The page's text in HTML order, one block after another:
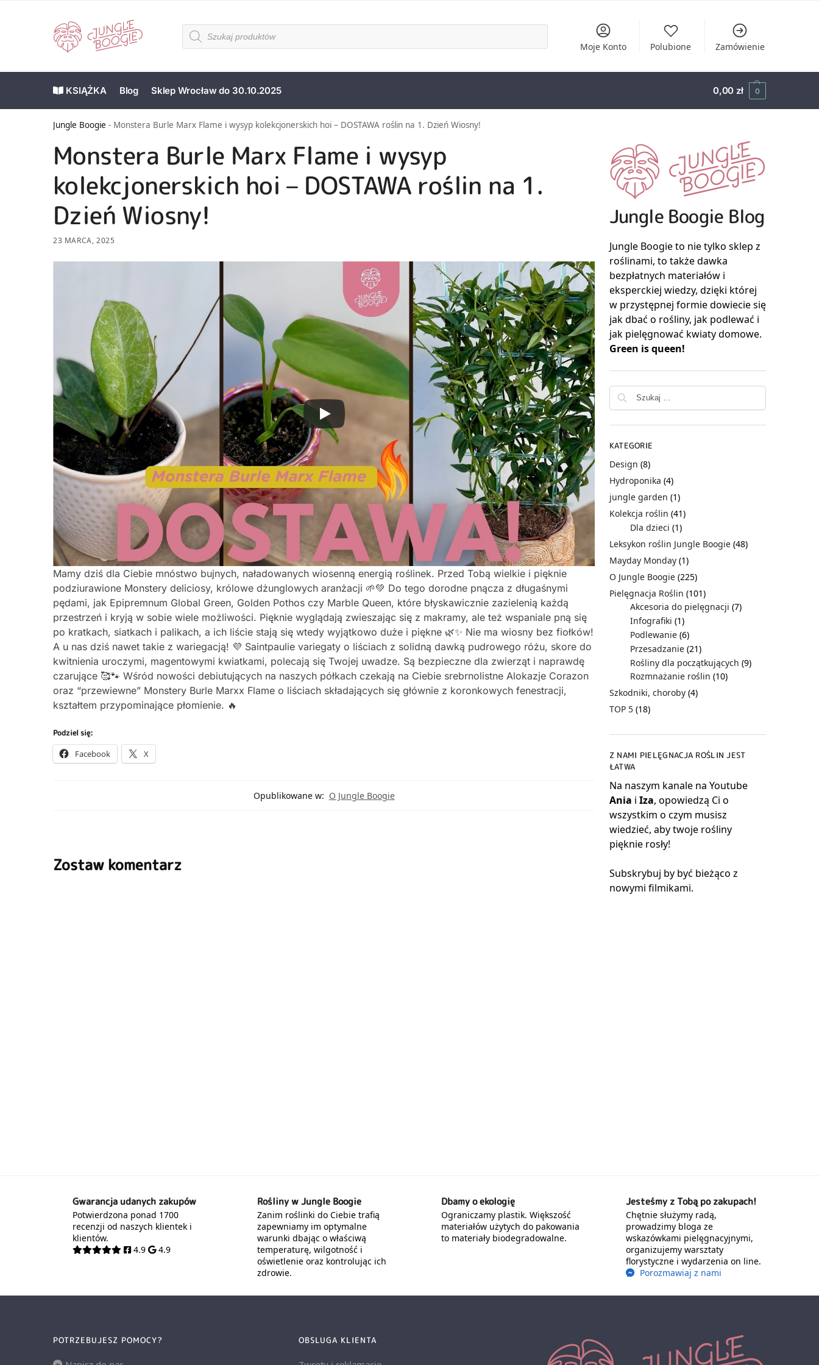
Moje Konto Polubione Zamówienie
KSIĄŻKA Blog Sklep Wrocław do 30.10.2025 0,00 zł 0
Jungle Boogie - Monstera Burle Marx Flame i wysyp kolekcjonerskich hoi – DOSTAWA roślin na 1. Dzień Wiosny!
Monstera Burle Marx Flame i wysyp
kolekcjonerskich hoi – DOSTAWA roślin na 1.
Dzień Wiosny!
23 MARCA, 2025
Mamy dziś dla Ciebie mnóstwo bujnych, naładowanych wiosenną energią roślinek. Przed Tobą wielkie i pięknie
podziurawione Monstery deliciosy, królowe dżunglowych aranżacji 🌱💚 Do tego dorodne pnącza z długaśnymi
pędami, jak Epipremnum Global Green, Golden Pothos czy Marble Queen, które błyskawicznie zazielenią każdą
przestrzeń i kryją w sobie wiele możliwości. Pięknie wyglądają zwieszając się z makramy, ale też wspaniale pną się
po kratkach, siatkach i palikach, a ich liście stają się wtedy wyjątkowo duże i piękne 🌿✨ Nie ma wiosny bez fiołków!
A u nas dziś nawet takie z wariegacją! 💜 Saintpaulie variegaty o liściach z solidną dawką pudrowego różu, skore do
kwitnienia uroczymi, magentowymi kwiatkami, polecają się Twojej uwadze. Są bezpieczne dla zwierząt i naprawdę
czarujące 🥰🐾 Wśród nowości debiutujących na naszych półkach czekają na Ciebie srebrnolistne Alokazje Corazon
oraz “przewiewne” Monstery Burle Marxx Flame o liściach składających się głównie z koronkowych fenestracji,
kształtem przypominające płomienie. 🔥
Podziel się:
Facebook X
Opublikowane w: O Jungle Boogie
Zostaw komentarz
Jungle Boogie Blog
Jungle Boogie to nie tylko sklep z
roślinami, to także dawka
bezpłatnych materiałów i
eksperckiej wiedzy, dzięki której
w przystępnej formie dowiecie się
jak dbać o rośliny, jak podlewać i
jak pielęgnować kwiaty domowe.
Green is queen!
KATEGORIE
Design (8)
Hydroponika (4)
jungle garden (1)
Kolekcja roślin (41)
Dla dzieci (1)
Leksykon roślin Jungle Boogie(48)
Mayday Monday(1)
O Jungle Boogie(225)
Pielęgnacja Roślin (101)
Akcesoria do pielęgnacji (7)
Infografiki (1)
Podlewanie(6)
Przesadzanie(21)
Rośliny dla początkujących (9)
Rozmnażanie roślin (10)
Szkodniki, choroby(4)
TOP 5(18)
Z NAMI PIELĘGNACJA ROŚLIN JEST
ŁATWA
Na naszym kanale na Youtube
Ania i Iza, opowiedzą Ci o
wszystkim o czym musisz
wiedzieć, aby twoje rośliny
pięknie rosły!
Subskrybuj by być bieżąco z
nowymi filmikami.
Gwarancja udanych zakupów
Potwierdzona ponad 1700
recenzji od naszych klientek i
klientów.
4.9
4.9
Rośliny w Jungle Boogie
Zanim roślinki do Ciebie trafią
zapewniamy im optymalne
warunki dbając o właściwą
temperaturę, wilgotność i
oświetlenie oraz kontrolując ich
zdrowie.
Dbamy o ekologię
Ograniczamy plastik. Większość
materiałów użytych do pakowania
to materiały biodegradowalne.
Jesteśmy z Tobą po zakupach!
Chętnie służymy radą,
prowadzimy bloga ze
wskazówkami pielęgnacyjnymi,
organizujemy warsztaty
florystyczne i wydarzenia on line.
Porozmawiaj z nami
POTRZEBUJESZ POMOCY? OBSLUGA KLIENTA